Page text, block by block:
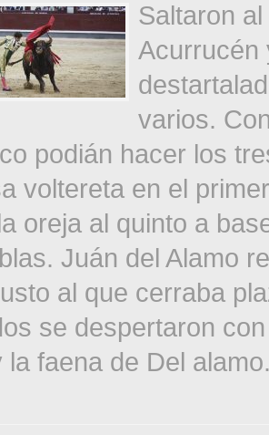
Saltaron
Acurrucén
varios.
podián hacer los
voltereta en el
oreja al quinto a
Juán del Alamo
al que cerraba
se despertaron
la faena de Del